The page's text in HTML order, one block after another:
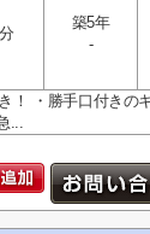
築5年
-
！ ・勝手口付きの
...